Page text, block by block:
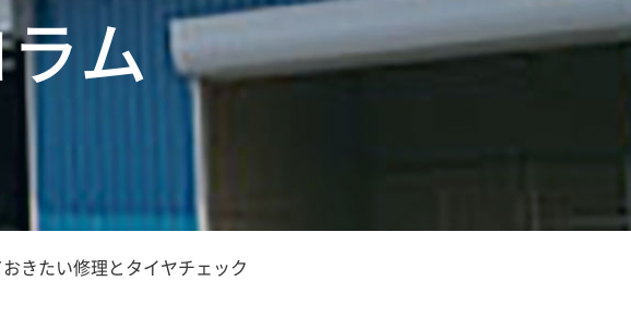
ム
きたい修理とタイヤチェック